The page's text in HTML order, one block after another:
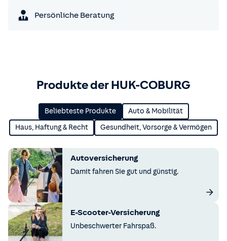
Persönliche Beratung
Produkte der HUK-COBURG
Beliebteste Produkte Auto & Mobilität
Haus, Haftung & Recht Gesundheit, Vorsorge & Vermögen
Autoversicherung
Damit fahren Sie gut und günstig.
E-Scooter-Versicherung
Unbeschwerter Fahrspaß.